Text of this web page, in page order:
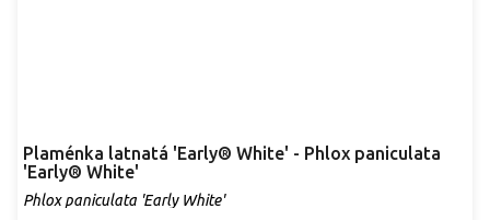
Plaménka latnatá 'Early® White' - Phlox paniculata
'Early® White'
Phlox paniculata 'Early White'